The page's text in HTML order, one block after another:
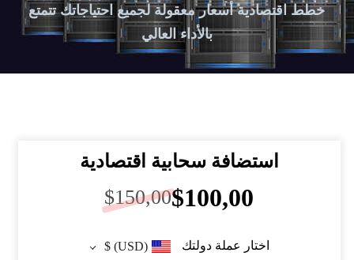
خطط اقتصادية أسعار معقولة لجميع احتياجاتك تتمتع
بالأداء العالي
استضافة سحابية اقتصادية
$150,00$100,00
اختار عملة دولتك (USD)
$